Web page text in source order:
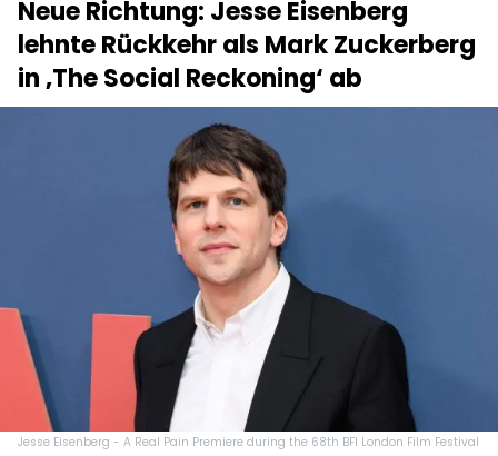
Neue Richtung: Jesse Eisenberg
lehnte Rückkehr als Mark Zuckerberg
in ‚The Social Reckoning‘ ab
Jesse Eisenberg - A Real Pain Premiere during the 68th BFI London Film Festival